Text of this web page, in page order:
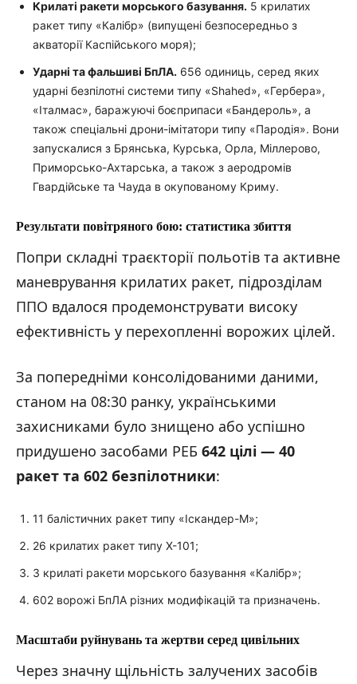
Крилаті ракети морського базування. 5 крилатих
ракет типу «Калібр» (випущені безпосередньо з
акваторії Каспійського моря);
Ударні та фальшиві БпЛА. 656 одиниць, серед яких
ударні безпілотні системи типу «Shahed», «Гербера»,
«Італмас», баражуючі боєприпаси «Бандероль», а
також спеціальні дрони-імітатори типу «Пародія». Вони
запускалися з Брянська, Курська, Орла, Міллерово,
Приморсько-Ахтарська, а також з аеродромів
Гвардійське та Чауда в окупованому Криму.
Результати повітряного бою: статистика збиття
Попри складні траєкторії польотів та активне
маневрування крилатих ракет, підрозділам
ППО вдалося продемонструвати високу
ефективність у перехопленні ворожих цілей.
За попередніми консолідованими даними,
станом на 08:30 ранку, українськими
захисниками було знищено або успішно
придушено засобами РЕБ 642 цілі — 40
ракет та 602 безпілотники:
11 балістичних ракет типу «Іскандер-М»;
26 крилатих ракет типу Х-101;
3 крилаті ракети морського базування «Калібр»;
602 ворожі БпЛА різних модифікацій та призначень.
Масштаби руйнувань та жертви серед цивільних
Через значну щільність залучених засобів